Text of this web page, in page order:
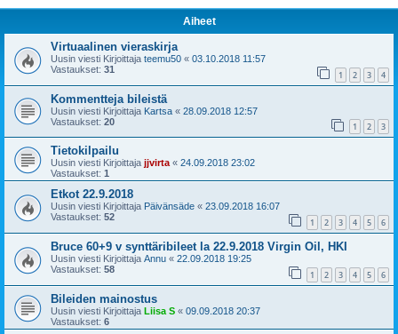
Aiheet
Virtuaalinen vieraskirja
Uusin viesti Kirjoittaja teemu50 « 03.10.2018 11:57
Vastaukset: 31 1 2 3 4
Kommentteja bileistä
Uusin viesti Kirjoittaja Kartsa « 28.09.2018 12:57
Vastaukset: 20 1 2 3
Tietokilpailu
Uusin viesti Kirjoittaja jjvirta « 24.09.2018 23:02
Vastaukset: 1
Etkot 22.9.2018
Uusin viesti Kirjoittaja Päivänsäde « 23.09.2018 16:07
Vastaukset: 52 1 2 3 4 5 6
Bruce 60+9 v synttäribileet la 22.9.2018 Virgin Oil, HKI
Uusin viesti Kirjoittaja Annu « 22.09.2018 19:25
Vastaukset: 58 1 2 3 4 5 6
Bileiden mainostus
Uusin viesti Kirjoittaja Liisa S « 09.09.2018 20:37
Vastaukset: 6